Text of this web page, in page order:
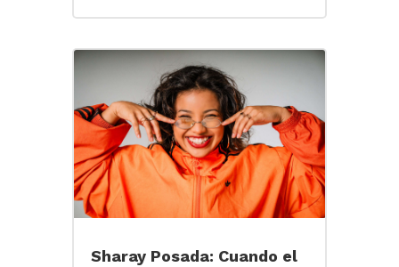
Sharay Posada: Cuando el